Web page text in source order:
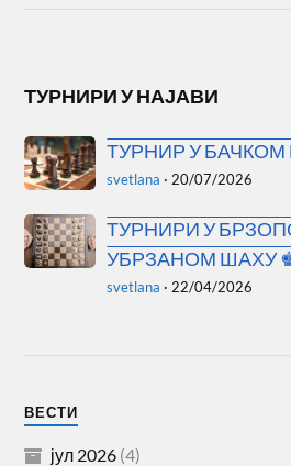
ТУРНИРИ У НАЈАВИ
ТУРНИР У
svetlana · 20/07/2026
ТУРНИРИ У
УБРЗАНОМ ШАХУ
svetlana · 22/04/2026
ВЕСТИ
јул 2026 (4)